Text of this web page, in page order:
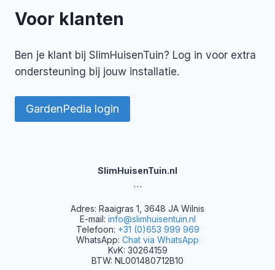
Voor klanten
Ben je klant bij SlimHuisenTuin? Log in voor extra
ondersteuning bij jouw installatie.
GardenPedia login
SlimHuisenTuin.nl
```
Adres: Raaigras 1, 3648 JA Wilnis
E-mail: info@slimhuisentuin.nl
Telefoon: +31 (0)653 999 969
WhatsApp: Chat via WhatsApp
KvK: 30264159
BTW: NL001480712B10